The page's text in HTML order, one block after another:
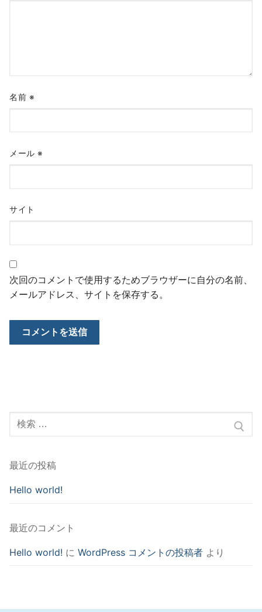
名前 ※
メール ※
サイト
次回のコメントで使用するためブラウザーに自分の名前、
メールアドレス、サイトを保存する。
検
索:
最近の投稿
Hello world!
最近のコメント
Hello world! に WordPress コメントの投稿者 より